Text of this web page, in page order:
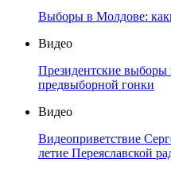
Выборы в Молдове:
Видео
Президентские
предвыборной гонки
Видео
Видеоприветствие
летие Переяславской